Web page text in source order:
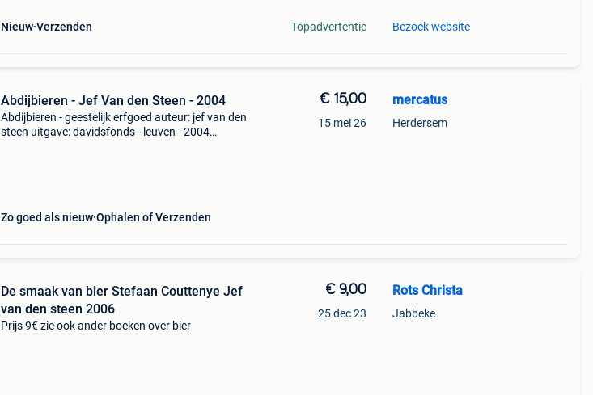
Nieuw Verzenden Topadvertentie Bezoek website
Abdijbieren - Jef Van den Steen - 2004
Abdijbieren - geestelijk erfgoed auteur: jef van den
steen uitgave: davidsfonds - leuven - 2004
Zo goed als nieuw Ophalen of Verzenden
€ 15,00
15 mei 26
mercatus
Herdersem
De smaak van bier Stefaan Couttenye Jef
van den steen 2006
Prijs 9€ zie ook ander boeken over bier
€ 9,00
25 dec 23
Rots Christa
Jabbeke